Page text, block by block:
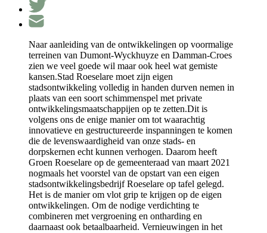
Naar aanleiding van de ontwikkelingen op voormalige
terreinen van Dumont-Wyckhuyze en Damman-Croes
zien we veel goede wil maar ook heel wat gemiste
kansen.Stad Roeselare moet zijn eigen
stadsontwikkeling volledig in handen durven nemen in
plaats van een soort schimmenspel met private
ontwikkelingsmaatschappijen op te zetten.Dit is
volgens ons de enige manier om tot waarachtig
innovatieve en gestructureerde inspanningen te komen
die de levenswaardigheid van onze stads- en
dorpskernen echt kunnen verhogen. Daarom heeft
Groen Roeselare op de gemeenteraad van maart 2021
nogmaals het voorstel van de opstart van een eigen
stadsontwikkelingsbedrijf Roeselare op tafel gelegd.
Het is de manier om vlot grip te krijgen op de eigen
ontwikkelingen. Om de nodige verdichting te
combineren met vergroening en ontharding en
daarnaast ook betaalbaarheid. Vernieuwingen in het